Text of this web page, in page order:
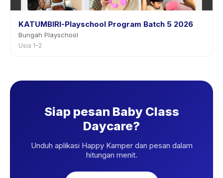
KATUMBIRI-Playschool Program Batch 5 2026
Bungah Playschool
Usia 1–2
Siap pesan Baby Class
Daycare?
Unduh aplikasi Happy Kamper dan pesan dalam
hitungan menit.